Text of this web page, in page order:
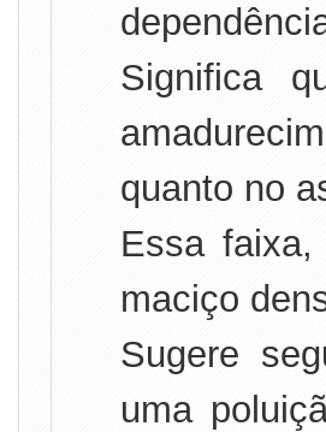
Significa
quanto no
Essa
maciço
Sugere
uma